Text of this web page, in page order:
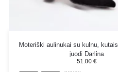
Moteriški aulinukai su kulnu,
juodi Darlina
51.00€